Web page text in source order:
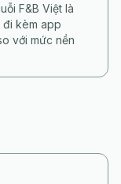
F&B Việt là
đi kèm app
với mức nền